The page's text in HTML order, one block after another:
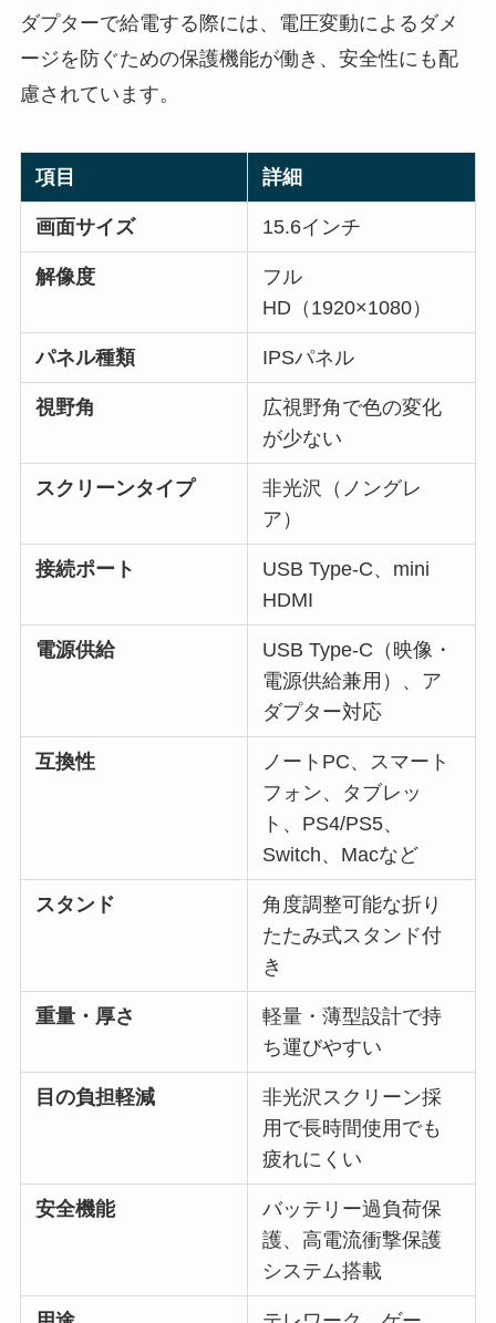
ダプターで給電する際には、電圧変動によるダメ
ージを防ぐための保護機能が働き、安全性にも配
慮されています。
項目 詳細
画面サイズ 15.6インチ
解像度
フル
HD（1920×1080）
パネル種類 IPSパネル
視野角
広視野角で色の変化
が少ない
スクリーンタイプ
非光沢（ノングレ
ア）
接続ポート
USB Type-C、mini
HDMI
電源供給
USB Type-C（映像・
電源供給兼用）、ア
ダプター対応
互換性
ノートPC、スマート
フォン、タブレッ
ト、PS4/PS5、
Switch、Macなど
スタンド
角度調整可能な折り
たたみ式スタンド付
き
重量・厚さ
軽量・薄型設計で持
ち運びやすい
目の負担軽減
非光沢スクリーン採
用で長時間使用でも
疲れにくい
安全機能
バッテリー過負荷保
護、高電流衝撃保護
システム搭載